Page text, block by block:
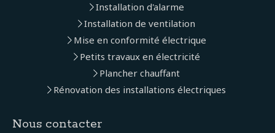
Installation d'alarme
Installation de ventilation
Mise en conformité électrique
Petits travaux en électricité
Plancher chauffant
Rénovation des installations électriques
Nous contacter